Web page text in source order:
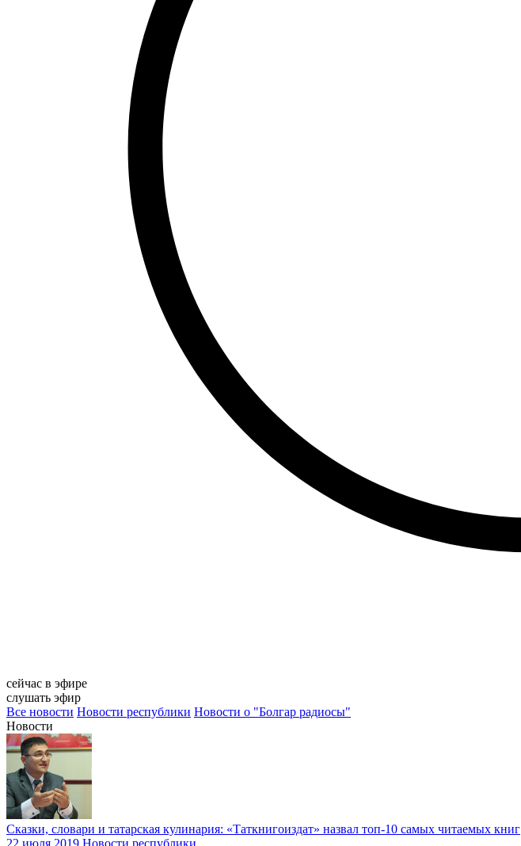
сейчас в эфире
слушать эфир
Все новости Новости республики Новости о "Болгар радиосы"
Новости
Сказки, словари и татарская кулинария: «Таткнигоиздат» назвал топ-10 самых читаемых книг